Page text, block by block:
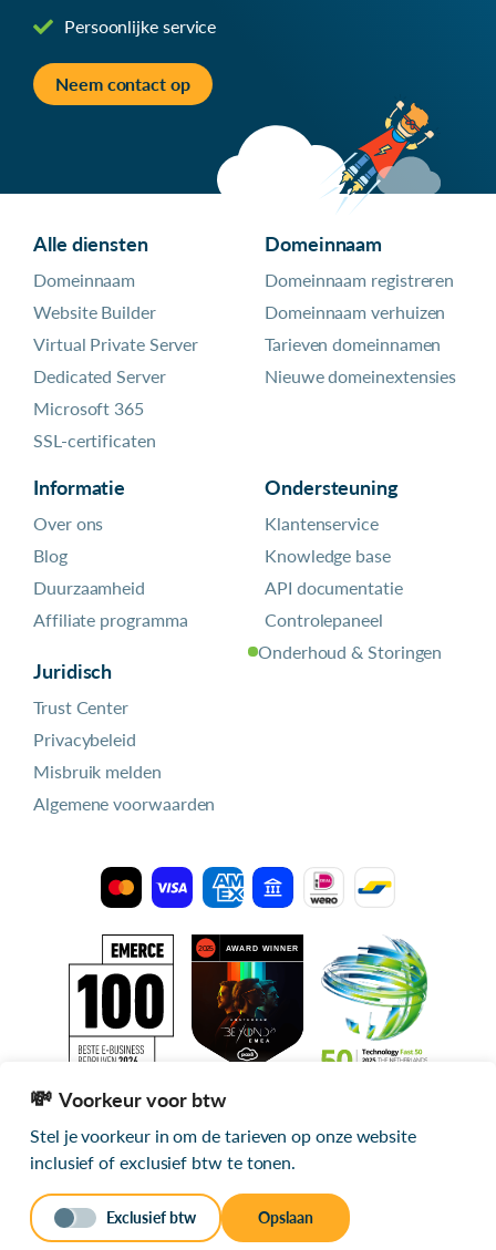
Persoonlijke service
Neem contact op
Alle diensten
Domeinnaam
Website Builder
Virtual Private Server
Dedicated Server
Microsoft 365
SSL-certificaten
Domeinnaam
Domeinnaam registreren
Domeinnaam verhuizen
Tarieven domeinnamen
Nieuwe domeinextensies
Informatie
Over ons
Blog
Duurzaamheid
Affiliate programma
Juridisch
Trust Center
Privacybeleid
Misbruik melden
Algemene voorwaarden
Ondersteuning
Klantenservice
Knowledge base
API documentatie
Controlepaneel
Onderhoud & Storingen
Alle getoonde prijzen zijn exclusief btw
Stuur een bericht
Voorkeur voor btw
Stel je voorkeur in om de tarieven op onze website
inclusief of exclusief btw te tonen.
Exclusief btw Opslaan